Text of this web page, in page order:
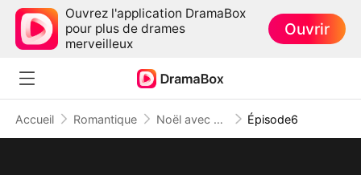
Ouvrez l'application DramaBox
pour plus de drames
merveilleux
Ouvrir
Accueil Romantique Noël avec un Mauvais Garçon de la Campagne Épisode6